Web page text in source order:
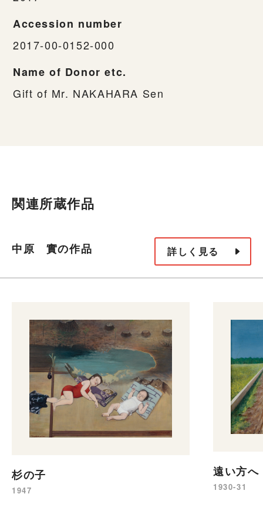
Accession number
2017-00-0152-000
Name of Donor etc.
Gift of Mr. NAKAHARA Sen
関連所蔵作品
中原 實の作品 詳しく見る
杉の子
1947
遠い方
1930-31